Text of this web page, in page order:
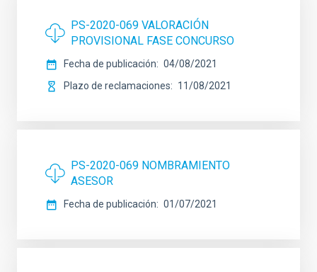
PS-2020-069 VALORACIÓN
PROVISIONAL FASE CONCURSO
Fecha de publicación
04/08/2021
Plazo de reclamaciones
11/08/2021
PS-2020-069 NOMBRAMIENTO
ASESOR
Fecha de publicación 01/07/2021